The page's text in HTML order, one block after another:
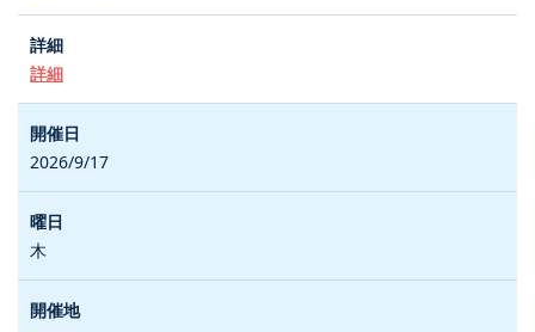
詳細
2026/9/17
木